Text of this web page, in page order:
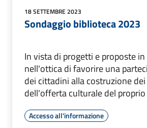
18 SETTEMBRE 2023
Sondaggio biblioteca 2023
In vista di progetti e proposte
nell'ottica di favorire una
dei cittadini alla costruzione
dell'offerta culturale del proprio
Accesso all'informazione